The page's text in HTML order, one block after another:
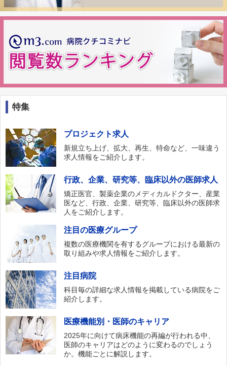
特集
プロジェクト求人
新規立ち上げ、拡大、再生、特命など、一味違う
求人情報をご紹介します。
行政、企業、研究等、臨床以外の医師求人
矯正医官、製薬企業のメディカルドクター、産業
医など、行政、企業、研究等、臨床以外の医師求
人をご紹介します。
注目の医療グループ
複数の医療機関を有するグループにおける最新の
取り組みや求人情報をご紹介します。
注目病院
科目毎の詳細な求人情報を掲載している病院をご
紹介します。
医療機能別・医師のキャリア
2025年に向けて病床機能の再編が行われる中、
医師のキャリアはどのように変わるのでしょう
か。機能ごとに解説します。